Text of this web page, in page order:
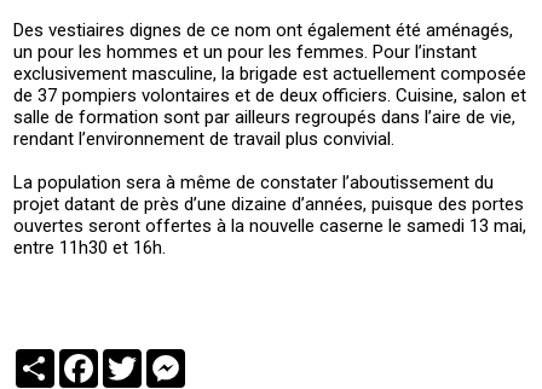
Des vestiaires dignes de ce nom ont également été aménagés,
un pour les hommes et un pour les femmes. Pour l’instant
exclusivement masculine, la brigade est actuellement composée
de 37 pompiers volontaires et de deux officiers. Cuisine, salon et
salle de formation sont par ailleurs regroupés dans l’aire de vie,
rendant l’environnement de travail plus convivial.
La population sera à même de constater l’aboutissement du
projet datant de près d’une dizaine d’années, puisque des portes
ouvertes seront offertes à la nouvelle caserne le samedi 13 mai,
entre 11h30 et 16h.
PartagerFacebook
Twitter